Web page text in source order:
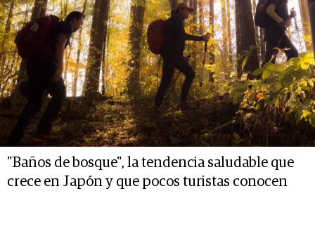
"Baños de bosque", la tendencia saludable que
crece en Japón y que pocos turistas conocen